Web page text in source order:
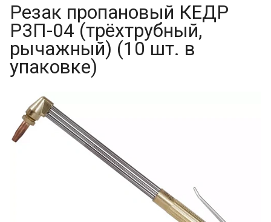
Резак пропановый КЕДР
Р3П-04 (трёхтрубный,
рычажный) (10 шт. в
упаковке)